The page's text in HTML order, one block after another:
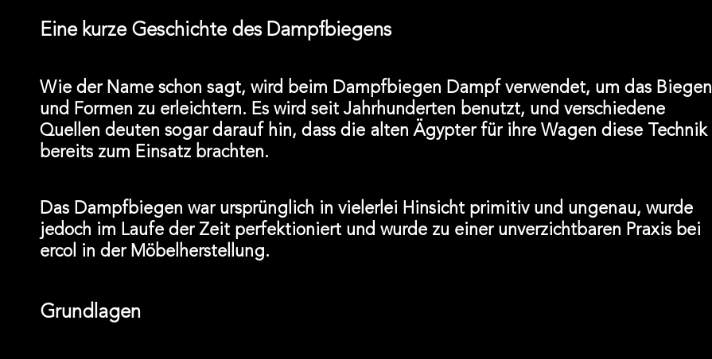
Eine kurze Geschichte des Dampfbiegens
Wie der Name schon sagt, wird beim Dampfbiegen Dampf verwendet, um das Biegen
und Formen zu erleichtern. Es wird seit Jahrhunderten benutzt, und verschiedene
Quellen deuten sogar darauf hin, dass die alten Ägypter für ihre Wagen diese Technik
bereits zum Einsatz brachten.
Das Dampfbiegen war ursprünglich in vielerlei Hinsicht primitiv und ungenau, wurde
jedoch im Laufe der Zeit perfektioniert und wurde zu einer unverzichtbaren Praxis bei
ercol in der Möbelherstellung.
Grundlagen